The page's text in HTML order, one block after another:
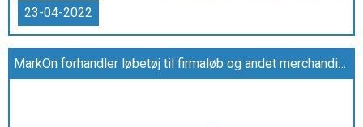
23-04-2022
MarkOn forhandler løbetøj til firmaløb og andet merchandise med logo